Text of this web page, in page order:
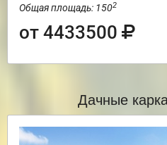
Общая площадь: 1502
от 4433500
Дачные